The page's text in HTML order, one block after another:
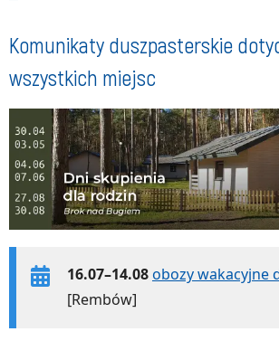
Komunikaty duszpasterskie
wszystkich miejsc
16.07–14.08obozy wakacyjne
[Rembów]